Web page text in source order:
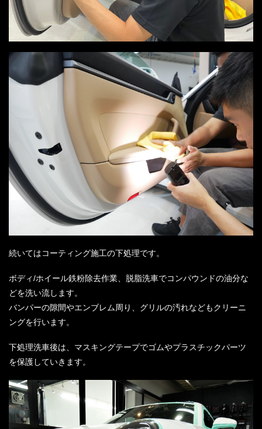
続いてはコーティング施工の下処理です。
ボディ/ホイール鉄粉除去作業、脱脂洗車でコンパウンドの油分な
どを洗い流します。
バンパーの隙間やエンブレム周り、グリルの汚れなどもクリーニ
ングを行います。
下処理洗車後は、マスキングテープでゴムやプラスチックパーツ
を保護していきます。